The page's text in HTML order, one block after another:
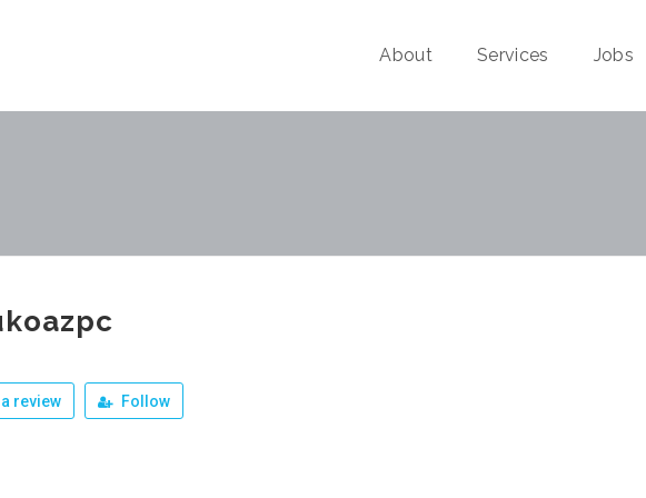
About Services Jobs
review Follow